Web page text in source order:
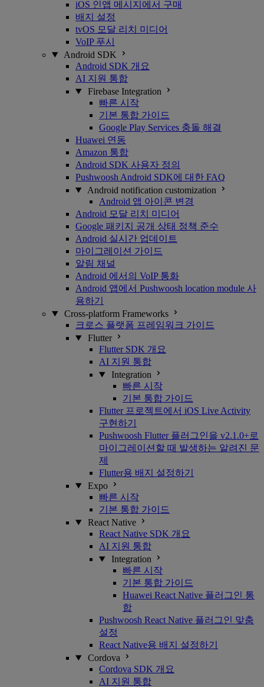
iOS 인앱 메시지에서 구매
배지 설정
tvOS 모달 리치 미디어
VoIP 푸시
Android SDK
Android SDK 개요
AI 지원 통합
Firebase Integration
빠른 시작
기본 통합 가이드
Google Play Services 충돌 해결
Huawei 연동
Amazon 통합
Android SDK 사용자 정의
Pushwoosh Android SDK에 대한 FAQ
Android notification customization
Android 앱 아이콘 변경
Android 모달 리치 미디어
Google 패키지 공개 상태 정책 준수
Android 실시간 업데이트
마이그레이션 가이드
알림 채널
Android 에서의 VoIP 통화
Android 앱에서 Pushwoosh location module 사
용하기
Cross-platform Frameworks
크로스 플랫폼 프레임워크 가이드
Flutter
Flutter SDK 개요
AI 지원 통합
Integration
빠른 시작
기본 통합 가이드
Flutter 프로젝트에서 iOS Live Activity
구현하기
Pushwoosh Flutter 플러그인을 v2.1.0+로
마이그레이션할 때 발생하는 알려진 문
제
Flutter용 배지 설정하기
Expo
빠른 시작
기본 통합 가이드
React Native
React Native SDK 개요
AI 지원 통합
Integration
빠른 시작
기본 통합 가이드
Huawei React Native 플러그인 통
합
Pushwoosh React Native 플러그인 맞춤
설정
React Native용 배지 설정하기
Cordova
Cordova SDK 개요
AI 지원 통합